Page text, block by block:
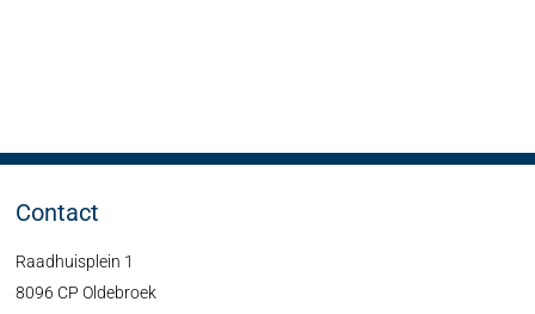
Contact
Raadhuisplein 1
8096 CP Oldebroek